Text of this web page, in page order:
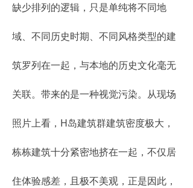
缺少排列的逻辑，只是单纯将不同地
域、不同历史时期、不同风格类型的建
筑罗列在一起，与本地的历史文化毫无
关联。带来的是一种视觉污染。从现场
照片上看，H岛建筑群建筑密度极大，
栋栋建筑十分紧密地挤在一起，不仅居
住体验感差，且极不美观，正是因此，